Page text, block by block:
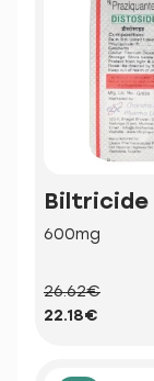
Biltricide
600mg
26.62€
22.18€